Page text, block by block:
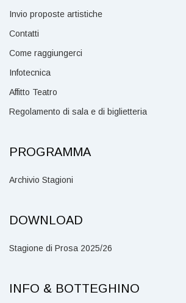
Invio proposte artistiche
Contatti
Come raggiungerci
Infotecnica
Affitto Teatro
Regolamento di sala e di biglietteria
PROGRAMMA
Archivio Stagioni
DOWNLOAD
Stagione di Prosa 2025/26
INFO & BOTTEGHINO